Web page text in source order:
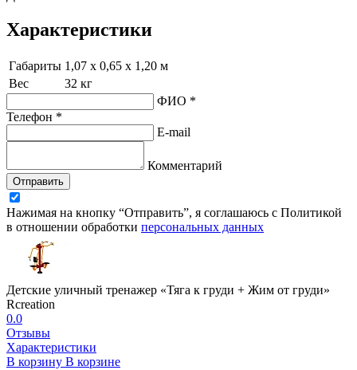
Характеристики
Габариты 1,07 х 0,65 х 1,20 м
Вес
32 кг
ФИО *
Телефон *
E-mail
Комментарий
Отправить
Нажимая на кнопку “Отправить”, я соглашаюсь с Политикой
в отношении обработки персональных данных
Детские уличный тренажер «Тяга к груди + Жим от груди»
Rcreation
0.0
Отзывы
Характеристики
В корзину В корзине